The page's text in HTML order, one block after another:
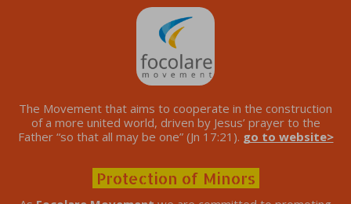
The Movement that aims to cooperate in the construction
of a more united world, driven by Jesus’ prayer to the
Father “so that all may be one” (Jn 17:21). go to website>
Protection of Minors